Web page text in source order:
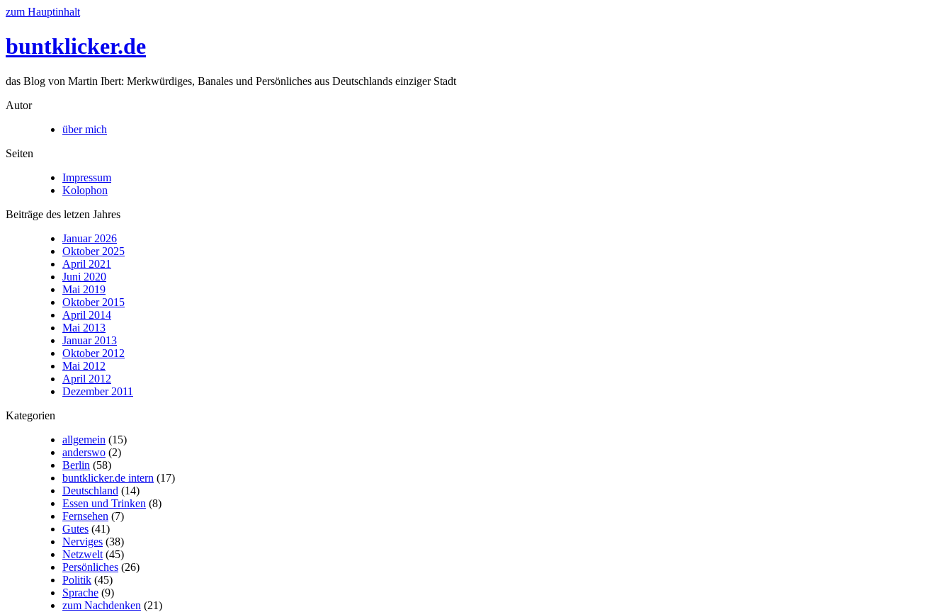
zum Hauptinhalt
buntklicker.de
das Blog von Martin Ibert: Merkwürdiges, Banales und Persönliches aus Deutschlands einziger Stadt
Autor
über mich
Seiten
Impressum
Kolophon
Beiträge des letzen Jahres
Januar 2026
Oktober 2025
April 2021
Juni 2020
Mai 2019
Oktober 2015
April 2014
Mai 2013
Januar 2013
Oktober 2012
Mai 2012
April 2012
Dezember 2011
Kategorien
allgemein (15)
anderswo (2)
Berlin (58)
buntklicker.de intern (17)
Deutschland (14)
Essen und Trinken (8)
Fernsehen (7)
Gutes (41)
Nerviges (38)
Netzwelt (45)
Persönliches (26)
Politik (45)
Sprache (9)
zum Nachdenken (21)